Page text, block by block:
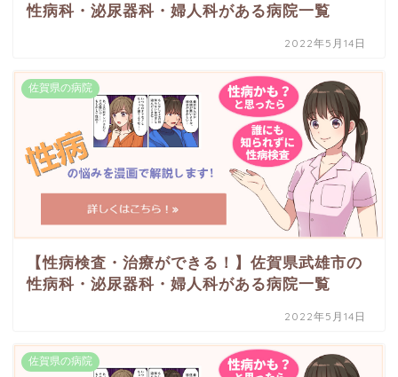
性病科・泌尿器科・婦人科がある病院一覧
2022年5月14日
佐賀県の病院
【性病検査・治療ができる！】佐賀県武雄市の
性病科・泌尿器科・婦人科がある病院一覧
2022年5月14日
佐賀県の病院